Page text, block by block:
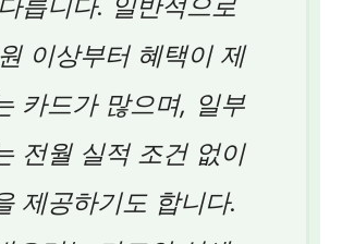
이상부터 혜택이 제
카드가 많으며, 일부
전월 실적 조건 없이
제공하기도 합니다.